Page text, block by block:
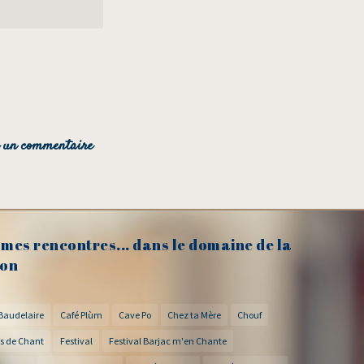
rencontres... dans le domaine de la
Café Plùm Cave Po Chez ta Mère Chouf
de Chant Festival Festival Barjac m'en Chante